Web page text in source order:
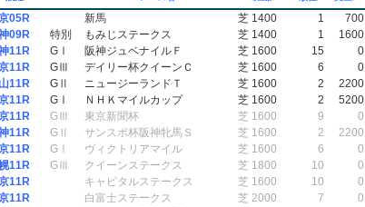
05R 新馬 芝 1400 1 700
09R 特別 もみじステークス 芝 1400 1 1600
11R GⅠ 阪神ジュベナイルＦ 芝 1600 15 0
11R GⅢ デイリー杯クイーンＣ 芝 1600 6 0
11R GⅡ ニュージーランドＴ 芝 1600 2 2200
11R GⅠ ＮＨＫマイルカップ 芝 1600 2 5200
11R GⅢ 東京新聞杯 芝 1600 9 0
11R GⅡ サンスポ杯阪神牝馬Ｓ 芝 1600 2 2200
11R GⅠ ヴィクトリアマイル 芝 1600 6 0
11R GⅢ クイーンステークス 芝 1800 10 0
11R キャピタルステークス 芝 1600 10 0
11R 白富士ステークス 芝 2000 7 0